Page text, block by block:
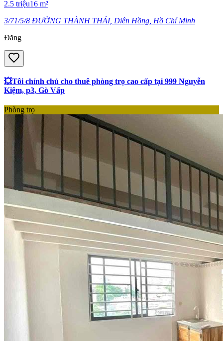
2.5 triệu16 m²
3/71/5/8 ĐƯỜNG THÀNH THÁI, Diên Hồng, Hồ Chí Minh
Đăng
💥Tôi chính chủ cho thuê phòng trọ cao cấp tại 999 Nguyễn
Kiệm, p3, Gò Vấp
Phòng trọ